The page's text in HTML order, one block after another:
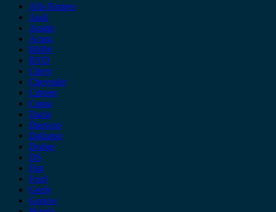
Alfa Romeo
Audi
Austin
Acura
BMW
BYD
Chery
Chevrolet
Citroen
Cupra
Dacia
Daewoo
Daihatsu
Dodge
DS
Fiat
Ford
Geely
Gonow